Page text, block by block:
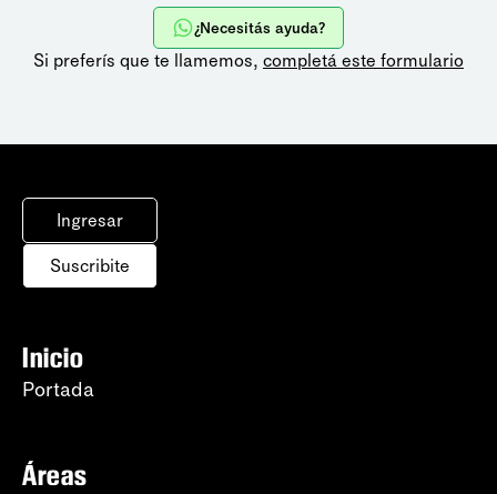
¿Necesitás ayuda?
Si preferís que te llamemos, completá este formulario
Ingresar
Suscribite
Inicio
Portada
Áreas